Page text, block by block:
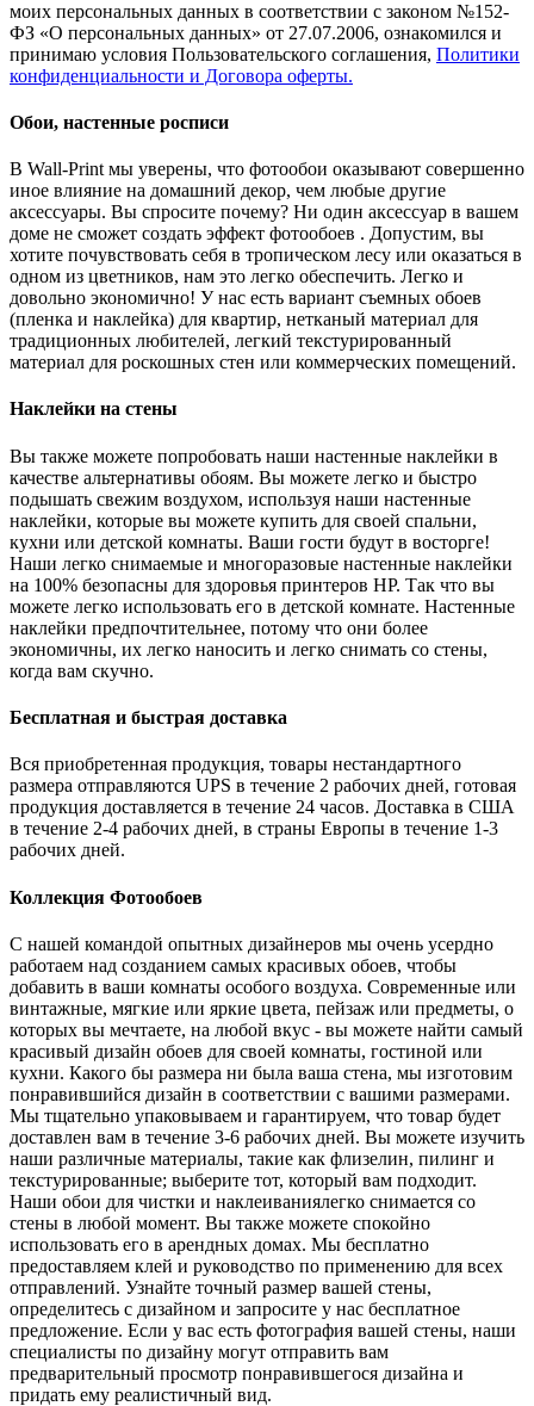
моих персональных данных в соответствии с законом №152-
ФЗ «О персональных данных» от 27.07.2006, ознакомился и
принимаю условия Пользовательского соглашения, Политики
конфиденциальности и Договора оферты.
Обои, настенные росписи
В Wall-Print мы уверены, что фотообои оказывают совершенно
иное влияние на домашний декор, чем любые другие
аксессуары. Вы спросите почему? Ни один аксессуар в вашем
доме не сможет создать эффект фотообоев . Допустим, вы
хотите почувствовать себя в тропическом лесу или оказаться в
одном из цветников, нам это легко обеспечить. Легко и
довольно экономично! У нас есть вариант съемных обоев
(пленка и наклейка) для квартир, нетканый материал для
традиционных любителей, легкий текстурированный
материал для роскошных стен или коммерческих помещений.
Наклейки на стены
Вы также можете попробовать наши настенные наклейки в
качестве альтернативы обоям. Вы можете легко и быстро
подышать свежим воздухом, используя наши настенные
наклейки, которые вы можете купить для своей спальни,
кухни или детской комнаты. Ваши гости будут в восторге!
Наши легко снимаемые и многоразовые настенные наклейки
на 100% безопасны для здоровья принтеров HP. Так что вы
можете легко использовать его в детской комнате. Настенные
наклейки предпочтительнее, потому что они более
экономичны, их легко наносить и легко снимать со стены,
когда вам скучно.
Бесплатная и быстрая доставка
Вся приобретенная продукция, товары нестандартного
размера отправляются UPS в течение 2 рабочих дней, готовая
продукция доставляется в течение 24 часов. Доставка в США
в течение 2-4 рабочих дней, в страны Европы в течение 1-3
рабочих дней.
Коллекция Фотообоев
С нашей командой опытных дизайнеров мы очень усердно
работаем над созданием самых красивых обоев, чтобы
добавить в ваши комнаты особого воздуха. Современные или
винтажные, мягкие или яркие цвета, пейзаж или предметы, о
которых вы мечтаете, на любой вкус - вы можете найти самый
красивый дизайн обоев для своей комнаты, гостиной или
кухни. Какого бы размера ни была ваша стена, мы изготовим
понравившийся дизайн в соответствии с вашими размерами.
Мы тщательно упаковываем и гарантируем, что товар будет
доставлен вам в течение 3-6 рабочих дней. Вы можете изучить
наши различные материалы, такие как флизелин, пилинг и
текстурированные; выберите тот, который вам подходит.
Наши обои для чистки и наклеиваниялегко снимается со
стены в любой момент. Вы также можете спокойно
использовать его в арендных домах. Мы бесплатно
предоставляем клей и руководство по применению для всех
отправлений. Узнайте точный размер вашей стены,
определитесь с дизайном и запросите у нас бесплатное
предложение. Если у вас есть фотография вашей стены, наши
специалисты по дизайну могут отправить вам
предварительный просмотр понравившегося дизайна и
придать ему реалистичный вид.